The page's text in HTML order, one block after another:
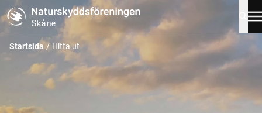
Skåne
Startsida Hitta ut